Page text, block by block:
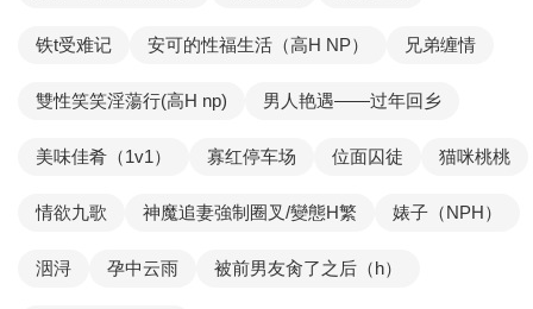
铁t受难记 安可的性福生活（高H NP） 兄弟缠情
雙性笑笑淫蕩行(高H np) 男人艳遇——过年回乡
美味佳肴（1v1） 寡红停车场 位面囚徒 猫咪桃桃
情欲九歌 神魔追妻強制圈叉/變態H繁 婊子（NPH）
洇浔 孕中云雨 被前男友肏了之后（h）